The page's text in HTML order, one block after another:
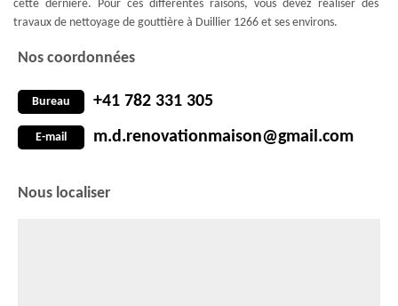
cette dernière. Pour ces différentes raisons, vous devez réaliser des
travaux de nettoyage de gouttière à Duillier 1266 et ses environs.
Nos coordonnées
Bureau +41 782 331 305
E-mail m.d.renovationmaison@gmail.com
Nous localiser